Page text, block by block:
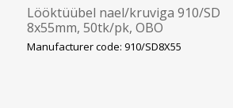
Lööktüübel nael/kruviga 910/SD
8x55mm, 50tk/pk, OBO
Manufacturer code: 910/SD8X55